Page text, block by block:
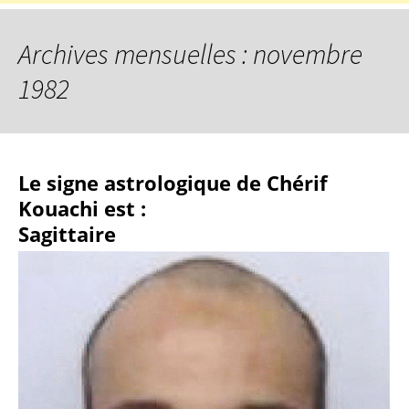
Archives mensuelles : novembre
1982
Le signe astrologique de Chérif
Kouachi est :
Sagittaire